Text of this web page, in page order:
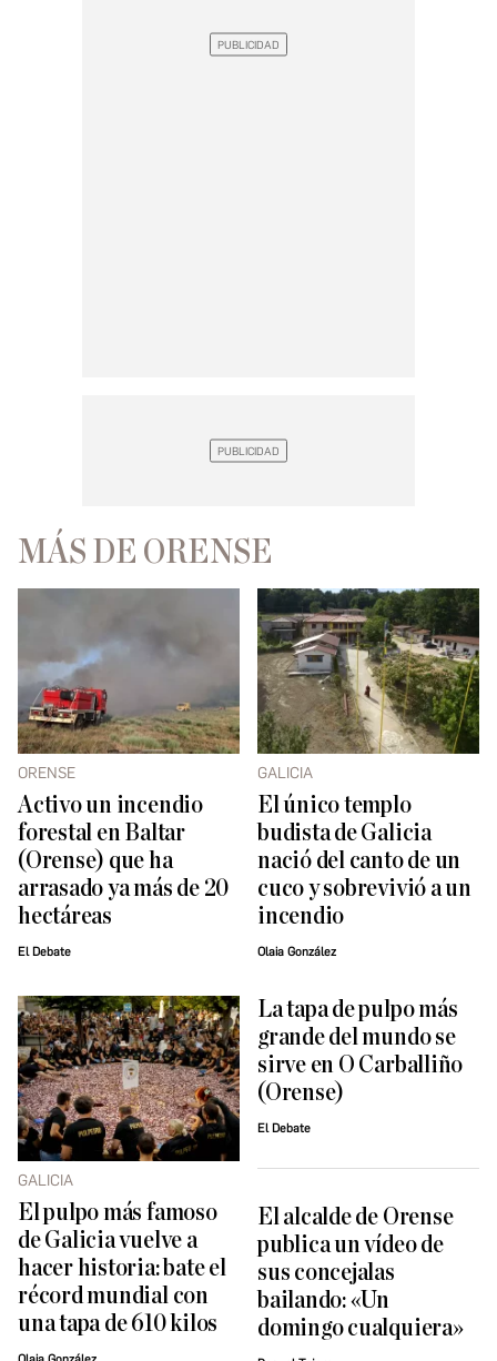
MÁS DE ORENSE
ORENSE
Activo un incendio
forestal en Baltar
(Orense) que ha
arrasado ya más de 20
hectáreas
El Debate
GALICIA
El único templo
budista de Galicia
nació del canto de un
cuco y sobrevivió a un
incendio
Olaia González
GALICIA
El pulpo más famoso
de Galicia vuelve a
hacer historia: bate el
récord mundial con
una tapa de 610 kilos
La tapa de pulpo más
grande del mundo se
sirve en O Carballiño
(Orense)
El Debate
El alcalde de Orense
publica un vídeo de
sus concejalas
bailando: «Un
domingo cualquiera»